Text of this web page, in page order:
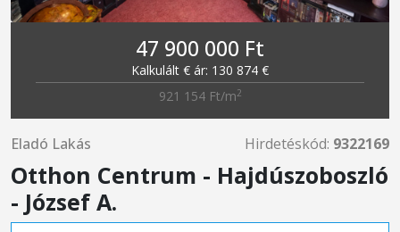
47 900 000 Ft
Kalkulált € ár: 130 874 €
921 154 Ft/m2
Eladó Lakás Hirdetéskód: 9322169
Otthon Centrum - Hajdúszoboszló
- József A.